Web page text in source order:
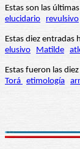
Estas son las
elucidario
revulsivo
Estas diez entradas
elusivo
Matilde
Estas fueron las
Torá etimología